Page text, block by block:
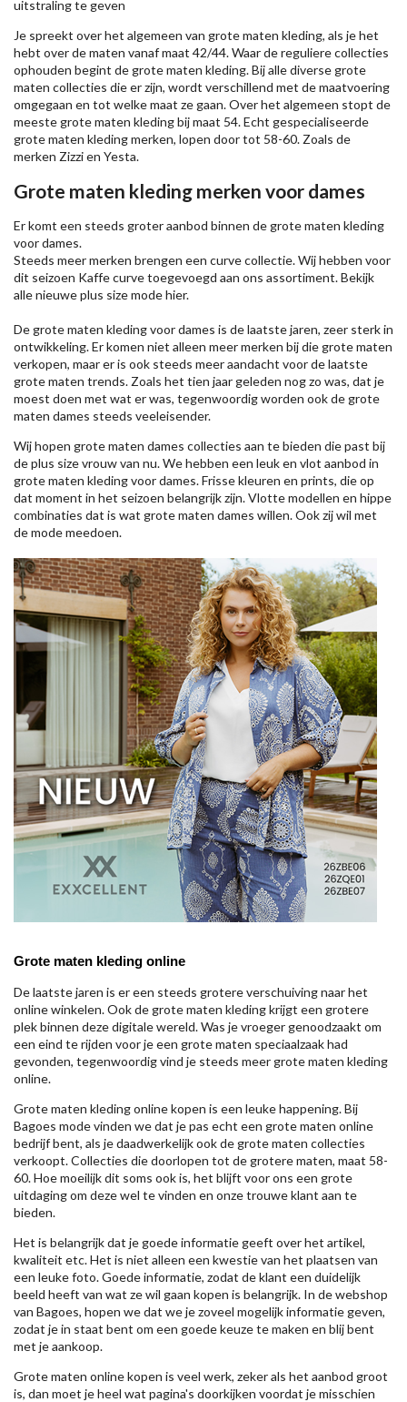
uitstraling te geven
Je spreekt over het algemeen van grote maten kleding, als je het
hebt over de maten vanaf maat 42/44. Waar de reguliere collecties
ophouden begint de grote maten kleding. Bij alle diverse grote
maten collecties die er zijn, wordt verschillend met de maatvoering
omgegaan en tot welke maat ze gaan. Over het algemeen stopt de
meeste grote maten kleding bij maat 54. Echt gespecialiseerde
grote maten kleding merken, lopen door tot 58-60. Zoals de
merken Zizzien Yesta.
Grote maten kleding merken voor dames
Er komt een steeds groter aanbod binnen de grote maten kleding
voor dames.
Steeds meer merken brengen een curve collectie. Wij hebben voor
dit seizoen Kaffecurve toegevoegd aan ons assortiment. Bekijk
alle nieuweplus size modehier.
De grote maten kleding voor dames is de laatste jaren, zeer sterk in
ontwikkeling. Er komen niet alleen meer merken bij die grote maten
verkopen, maar er is ook steeds meer aandacht voor de laatste
grote maten trends. Zoals het tien jaar geleden nog zo was, dat je
moest doen met wat er was, tegenwoordig worden ook de grote
maten dames steeds veeleisender.
Wij hopen grote maten dames collecties aan te bieden die past bij
de plus size vrouw van nu. We hebben een leuk en vlot aanbod in
grote maten kleding voor dames. Frisse kleuren en prints, die op
dat moment in het seizoen belangrijk zijn. Vlotte modellen en hippe
combinaties dat is wat grote maten dames willen. Ook zij wil met
de mode meedoen.
Grote maten kleding online
De laatste jaren is er een steeds grotere verschuiving naar het
online winkelen. Ook de grote maten kleding krijgt een grotere
plek binnen deze digitale wereld. Was je vroeger genoodzaakt om
een eind te rijden voor je een grote maten speciaalzaak had
gevonden, tegenwoordig vind je steeds meer grote maten kleding
online.
Grote maten kleding online kopen is een leuke happening. Bij
Bagoes mode vinden we dat je pas echt een grote maten online
bedrijf bent, als je daadwerkelijk ook de grote maten collecties
verkoopt. Collecties die doorlopen tot de grotere maten, maat 58-
60. Hoe moeilijk dit soms ook is, het blijft voor ons een grote
uitdaging om deze wel te vinden en onze trouwe klant aan te
bieden.
Het is belangrijk dat je goede informatie geeft over het artikel,
kwaliteit etc. Het is niet alleen een kwestie van het plaatsen van
een leuke foto. Goede informatie, zodat de klant een duidelijk
beeld heeft van wat ze wil gaan kopen is belangrijk. In de webshop
van Bagoes, hopen we dat we je zoveel mogelijk informatie geven,
zodat je in staat bent om een goede keuze te maken en blij bent
met je aankoop.
Grote maten online kopen is veel werk, zeker als het aanbod groot
is, dan moet je heel wat pagina's doorkijken voordat je misschien